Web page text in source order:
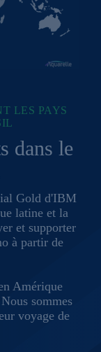
LES PAYS
dans le
Gold d'IBM
latine et la
et supporter
à partir de
Amérique
sommes
voyage de